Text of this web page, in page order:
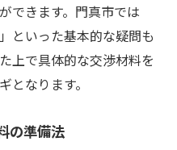
できます。門真市では
といった基本的な疑問も
上で具体的な交渉材料を
となります。
の準備法